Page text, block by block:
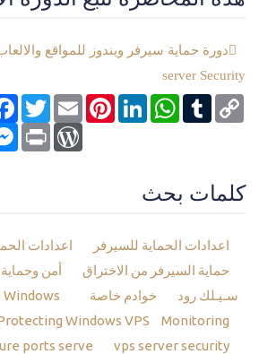
server Security
TwitterEmail
PinterestLinkedIn
WhatsAppTumblr Copy
Link
Print
WordPress
كلمات بحث
اعدادات الحماية للسيرفر
اعدادات
حماية السيرفر من الاختراق
أمن
سـيـلك رود
خوادم خاصة
Windows
Windows VPS
Monitoring
ports serve
vps server security